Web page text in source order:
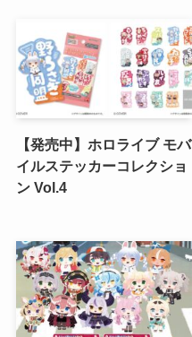
【発売中】ホロライブ モバ
イルステッカーコレクショ
ン Vol.4